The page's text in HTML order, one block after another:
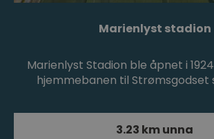
Marienlyst stadion
Marienlyst Stadion ble åpnet i
hjemmebanen til Strømsgodset
3.23 km unna